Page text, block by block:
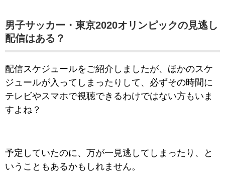
男子サッカー・東京2020オリンピックの見逃し
配信はある？
配信スケジュールをご紹介しましたが、ほかのスケ
ジュールが入ってしまったりして、必ずその時間に
テレビやスマホで視聴できるわけではない方もいま
すよね？
予定していたのに、万が一見逃してしまったり、と
いうこともあるかもしれません。